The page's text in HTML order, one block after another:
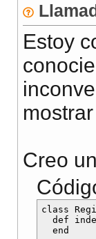
Estoy
Creo
class
def
  end